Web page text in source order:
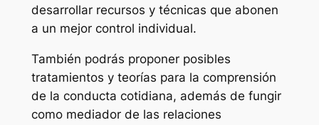
desarrollar recursos y técnicas que abonen
a un mejor control individual.
También podrás proponer posibles
tratamientos y teorías para la comprensión
de la conducta cotidiana, además de fungir
como mediador de las relaciones